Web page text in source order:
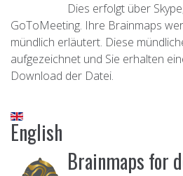
Dies erfolgt über
GoToMeeting. Ihre Brainmaps
mündlich erläutert. Diese
aufgezeichnet und Sie erhalten
Download der Datei.
English
Brainmaps for